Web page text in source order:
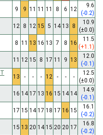
9 9 11 11 11 8 6 12
9.6
(-0.2)
12 8 12 15 5 14 13 8
10.9
(±0.0)
8 11 13 16 13 7 8 16
11.5
(+1.1)
11 12 15 8 17 11 9 13
12.0
(-0.1)
13 - - - 12 - - -
12.5
(±0.0)
16 14 17 13 16 15 14 14
14.9
(-0.1)
17 15 14 17 18 17 16 15
16.1
(-0.2)
15 13 20 14 15 20 20 17
16.8
(-0.2)